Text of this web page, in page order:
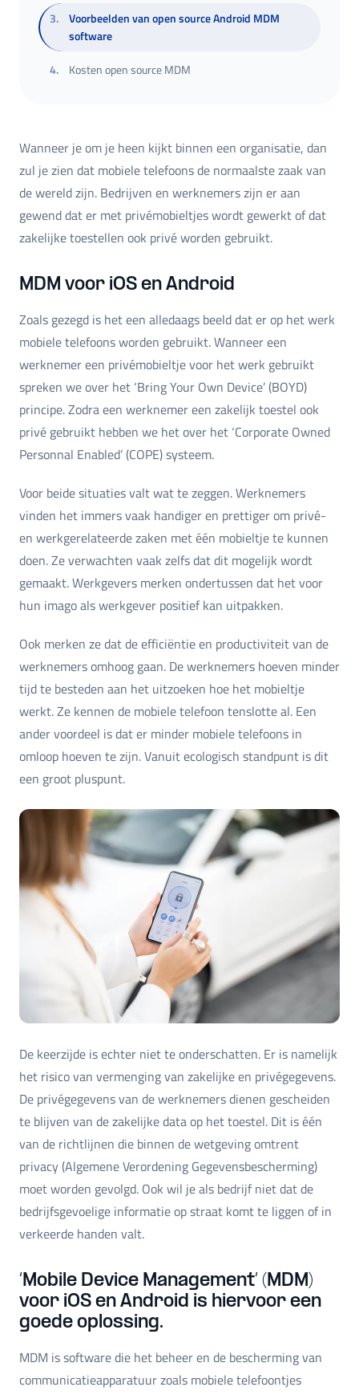
3.
Voorbeelden van open source Android MDM
software
4. Kosten open source MDM
Wanneer je om je heen kijkt binnen een organisatie, dan
zul je zien dat mobiele telefoons de normaalste zaak van
de wereld zijn. Bedrijven en werknemers zijn er aan
gewend dat er met privémobieltjes wordt gewerkt of dat
zakelijke toestellen ook privé worden gebruikt.
MDM voor iOS en Android
Zoals gezegd is het een alledaags beeld dat er op het werk
mobiele telefoons worden gebruikt. Wanneer een
werknemer een privémobieltje voor het werk gebruikt
spreken we over het ‘Bring Your Own Device’ (BOYD)
principe. Zodra een werknemer een zakelijk toestel ook
privé gebruikt hebben we het over het ‘Corporate Owned
Personnal Enabled’ (COPE) systeem.
Voor beide situaties valt wat te zeggen. Werknemers
vinden het immers vaak handiger en prettiger om privé-
en werkgerelateerde zaken met één mobieltje te kunnen
doen. Ze verwachten vaak zelfs dat dit mogelijk wordt
gemaakt. Werkgevers merken ondertussen dat het voor
hun imago als werkgever positief kan uitpakken.
Ook merken ze dat de efficiëntie en productiviteit van de
werknemers omhoog gaan. De werknemers hoeven minder
tijd te besteden aan het uitzoeken hoe het mobieltje
werkt. Ze kennen de mobiele telefoon tenslotte al. Een
ander voordeel is dat er minder mobiele telefoons in
omloop hoeven te zijn. Vanuit ecologisch standpunt is dit
een groot pluspunt.
De keerzijde is echter niet te onderschatten. Er is namelijk
het risico van vermenging van zakelijke en privégegevens.
De privégegevens van de werknemers dienen gescheiden
te blijven van de zakelijke data op het toestel. Dit is één
van de richtlijnen die binnen de wetgeving omtrent
privacy (Algemene Verordening Gegevensbescherming)
moet worden gevolgd. Ook wil je als bedrijf niet dat de
bedrijfsgevoelige informatie op straat komt te liggen of in
verkeerde handen valt.
‘Mobile Device Management’ (MDM)
voor iOS en Android is hiervoor een
goede oplossing.
MDM is software die het beheer en de bescherming van
communicatieapparatuur zoals mobiele telefoontjes